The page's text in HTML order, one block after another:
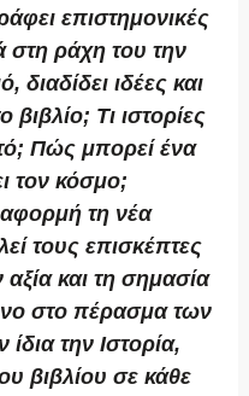
επιστημονικές
στη ράχη του την
διαδίδει ιδέες και
βιβλίο; Τι ιστορίες
Πώς μπορεί ένα
τον κόσμο;
τη νέα
τους επισκέπτες
και τη σημασία
στο πέρασμα των
την Ιστορία,
βιβλίου σε κάθε